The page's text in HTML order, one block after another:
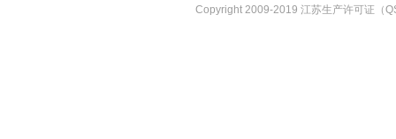
Copyright 2009-2019 江苏生产许可证（